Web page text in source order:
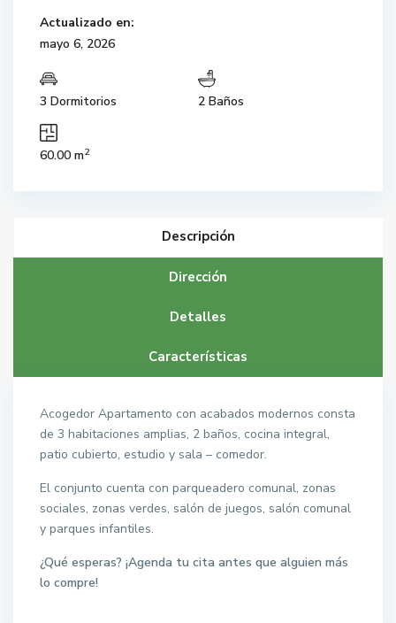
Actualizado en:
mayo 6, 2026
3 Dormitorios 2 Baños
60.00 m2
Descripción
Dirección
Detalles
Características
Acogedor Apartamento con acabados modernos consta
de 3 habitaciones amplias, 2 baños, cocina integral,
patio cubierto, estudio y sala – comedor.
El conjunto cuenta con parqueadero comunal, zonas
sociales, zonas verdes, salón de juegos, salón comunal
y parques infantiles.
¿Qué esperas? ¡Agenda tu cita antes que alguien más
lo compre!